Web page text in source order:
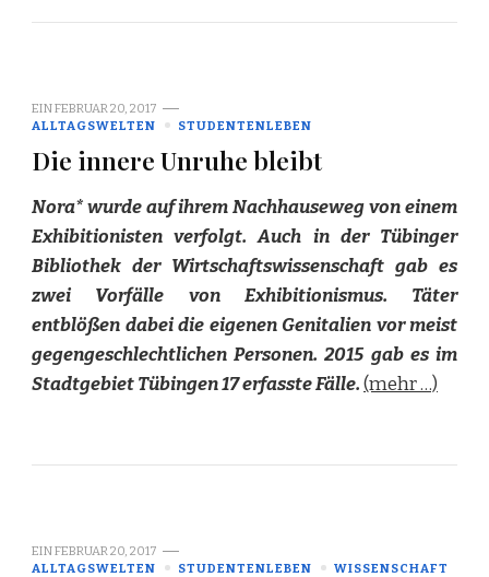
EINFEBRUAR 20, 2017
ALLTAGSWELTEN
STUDENTENLEBEN
Die innere Unruhe bleibt
Nora* wurde auf ihrem Nachhauseweg von einem
Exhibitionisten verfolgt. Auch in der Tübinger
Bibliothek der Wirtschaftswissenschaft gab es
zwei Vorfälle von Exhibitionismus. Täter
entblößen dabei die eigenen Genitalien vor meist
gegengeschlechtlichen Personen. 2015 gab es im
Stadtgebiet Tübingen 17 erfasste Fälle.(mehr …)
EINFEBRUAR 20, 2017
ALLTAGSWELTEN
STUDENTENLEBEN WISSENSCHAFT